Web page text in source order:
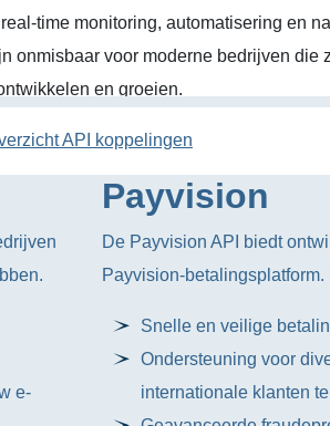
time monitoring, automatisering en
onmisbaar voor moderne bedrijven die
en groeien.
API koppelingen
e-
Payvision
De Payvision API biedt
Payvision-
Snelle en veilige
Ondersteuning voor
internationale klanten